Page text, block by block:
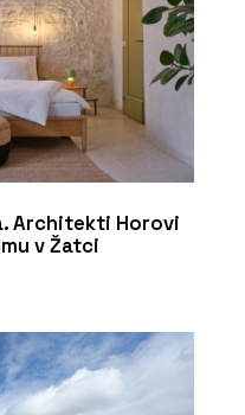
Architekti Horovi
v Žatci